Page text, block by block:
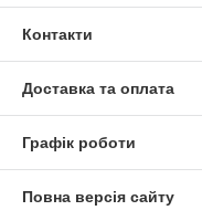
Контакти
Доставка та оплата
Графік роботи
Повна версія сайту